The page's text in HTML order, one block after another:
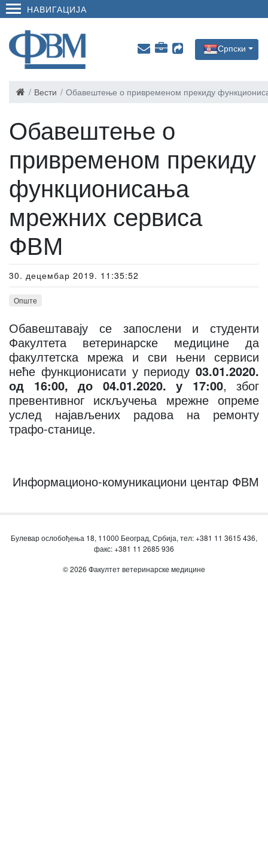
НАВИГАЦИЈА
Српски
Вести Обавештење о привременом прекиду
Обавештење о
привременом прекиду
функционисања
мрежних сервиса
ФВМ
30. децембар 2019. 11:35:52
Опште
Обавештавају се запослени и студенти
Факултета ветеринарске медицине да
факултетска мрежа и сви њени сервиси
неће функционисати у периоду 03.01.2020.
од 16:00, до 04.01.2020. у 17:00, због
превентивног искључења мрежне опреме
услед најављених радова на ремонту
трафо-станице.
Информационо-комуникациони центар ФВМ
Булевар ослобођења 18, 11000 Београд, Србија, тел: +381 11 3615 436,
факс: +381 11 2685 936
© 2026 Факултет ветеринарске медицине